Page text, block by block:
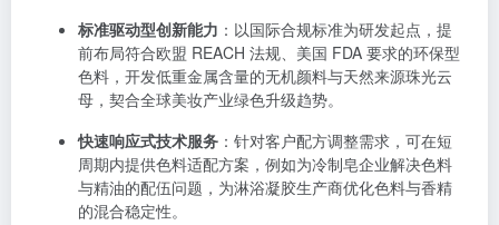
标准驱动型创新能力 ：以国际合规标准为研发起点，提
前布局符合欧盟 REACH 法规、美国 FDA 要求的环保型
色料，开发低重金属含量的无机颜料与天然来源珠光云
母，契合全球美妆产业绿色升级趋势。
快速响应式技术服务 ：针对客户配方调整需求，可在短
周期内提供色料适配方案，例如为冷制皂企业解决色料
与精油的配伍问题，为淋浴凝胶生产商优化色料与香精
的混合稳定性。